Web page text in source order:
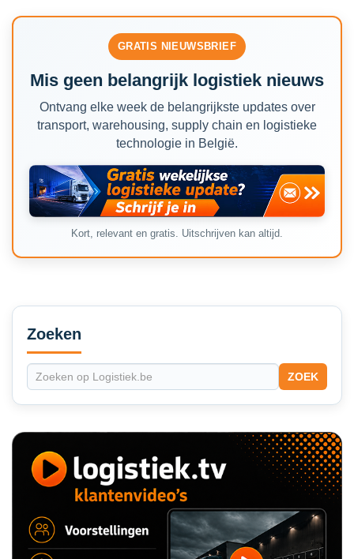
GRATIS NIEUWSBRIEF
Mis geen belangrijk logistiek nieuws
Ontvang elke week de belangrijkste updates over
transport, warehousing, supply chain en logistieke
technologie in België.
Kort, relevant en gratis. Uitschrijven kan altijd.
Secondary
Sidebar
Zoeken
ZOEK